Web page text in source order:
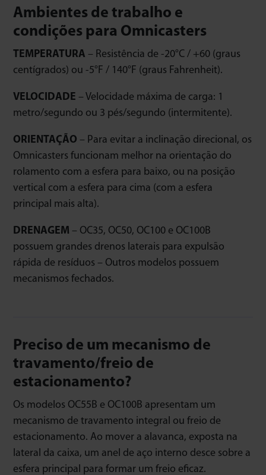
Ambientes de trabalho e
condições para Omnicasters
TEMPERATURA – Resistência de -20°C / +60 (graus
centígrados) ou -5°F / 140°F (graus Fahrenheit).
VELOCIDADE – Velocidade máxima de carga: 1
metro/segundo ou 3 pés/segundo (intermitente).
ORIENTAÇÃO – Para evitar a inclinação direcional, os
Omnicasters funcionam melhor na orientação do
rolamento com a esfera para baixo, ou na posição
vertical com a esfera para cima (com a esfera
principal mais alta).
DRENAGEM – OC35, OC50, OC100 e OC100B
possuem grandes drenos laterais para expulsão
rápida de resíduos – Outros modelos possuem
mecanismos fechados.
Preciso de um mecanismo de
travamento/freio de
estacionamento?
Os modelos OC55B e OC100B apresentam um
mecanismo de travamento integral ou freio de
estacionamento. Ao mover a alavanca, exposta na
lateral da caixa, um anel de aço interno desce sobre a
esfera principal para formar um freio eficaz.